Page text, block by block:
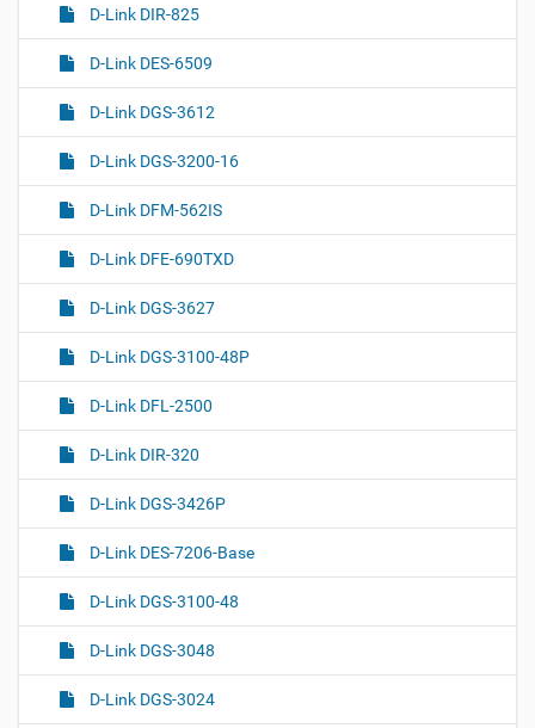
D-Link DIR-825
D-Link DES-6509
D-Link DGS-3612
D-Link DGS-3200-16
D-Link DFM-562IS
D-Link DFE-690TXD
D-Link DGS-3627
D-Link DGS-3100-48P
D-Link DFL-2500
D-Link DIR-320
D-Link DGS-3426P
D-Link DES-7206-Base
D-Link DGS-3100-48
D-Link DGS-3048
D-Link DGS-3024